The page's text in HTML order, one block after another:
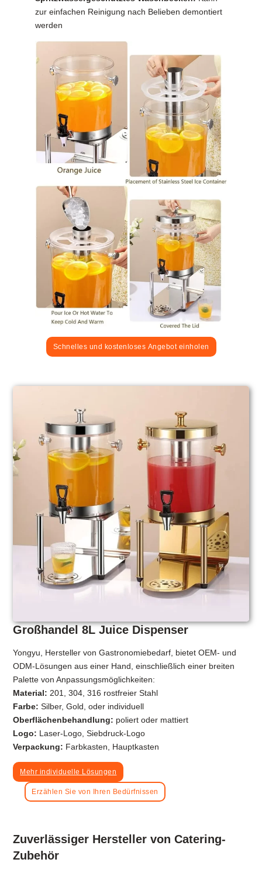
zur einfachen Reinigung nach Belieben demontiert
werden
Schnelles und kostenloses Angebot einholen
Großhandel 8L Juice Dispenser
Yongyu, Hersteller von Gastronomiebedarf, bietet OEM- und
ODM-Lösungen aus einer Hand, einschließlich einer breiten
Palette von Anpassungsmöglichkeiten:
Material: 201, 304, 316 rostfreier Stahl
Farbe: Silber, Gold, oder individuell
Oberflächenbehandlung: poliert oder mattiert
Logo: Laser-Logo, Siebdruck-Logo
Verpackung: Farbkasten, Hauptkasten
Mehr individuelle Lösungen
Erzählen Sie von Ihren Bedürfnissen
Zuverlässiger Hersteller von Catering-
Zubehör